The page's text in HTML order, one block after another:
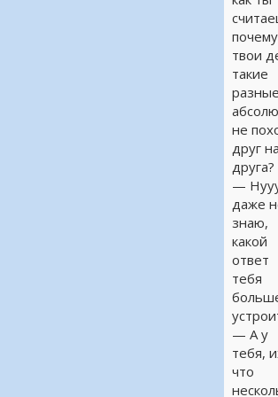
почему
твои
такие
не
друг на
друга?
—
даже
знаю,
какой
ответ
тебя
— А у
тебя,
что